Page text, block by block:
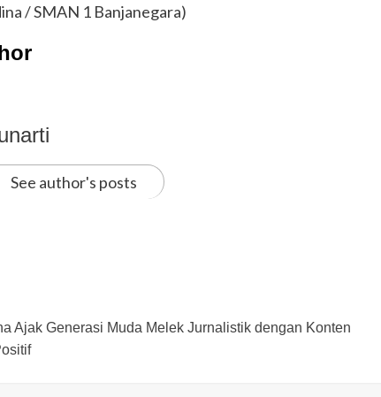
/ SMAN 1 Banjanegara)
See author's posts
Ajak Generasi Muda Melek Jurnalistik dengan Konten